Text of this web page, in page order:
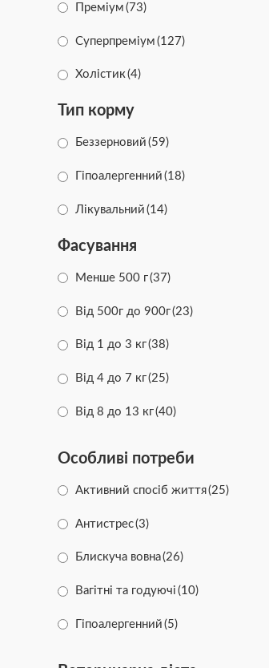
Преміум (73)
Суперпреміум (127)
Холістик(4)
Тип корму
Беззерновий (59)
Гіпоалергенний (18)
Лікувальний (14)
Фасування
Менше 500 г(37)
Від 500г до 900г(23)
Від 1 до 3 кг(38)
Від 4 до 7 кг(25)
Від 8 до 13 кг(40)
Особливі потреби
Активний спосіб життя(25)
Антистрес(3)
Блискуча вовна(26)
Вагітні та годуючі (10)
Гіпоалергенний (5)